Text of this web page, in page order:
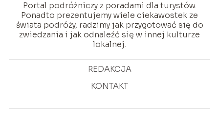
Portal podróżniczy z poradami dla turystów.
Ponadto prezentujemy wiele ciekawostek ze
świata podróży, radzimy jak przygotować się do
zwiedzania i jak odnaleźć się w innej kulturze
lokalnej.
REDAKCJA
KONTAKT